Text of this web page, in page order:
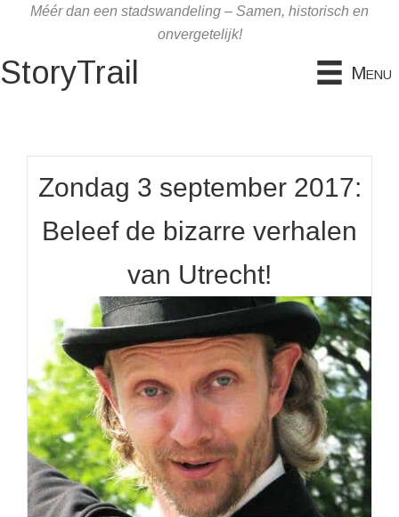
inhoud
Méér dan een stadswandeling – Samen, historisch en
onvergetelijk!
StoryTrail Menu
Zondag 3 september 2017:
Beleef de bizarre verhalen
van Utrecht!